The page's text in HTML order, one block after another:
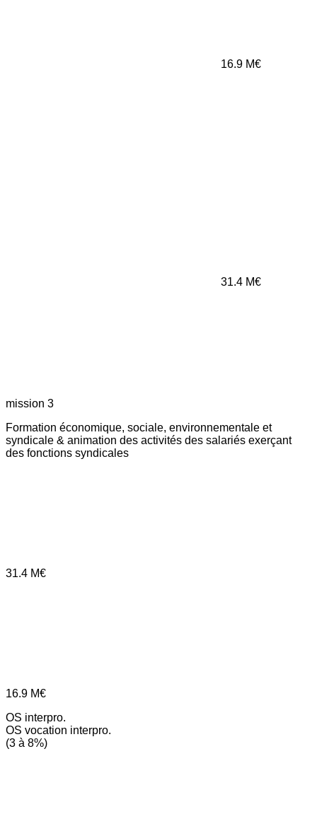
16.9 M€
31.4 M€
mission 3
Formation économique, sociale, environnementale et
syndicale & animation des activités des salariés exerçant
des fonctions syndicales
31.4 M€
16.9 M€
OS interpro.
OS vocation interpro.
(3 à 8%)